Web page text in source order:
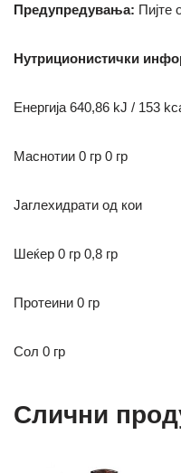
Предупредувања: Пијте
Нутриционистички
Енергија 640,86 kJ / 153
Маснотии 0 гр 0 гр
Јаглехидрати од кои
Шеќер 0 гр 0,8 гр
Протеини 0 гр
Сол 0 гр
Слични